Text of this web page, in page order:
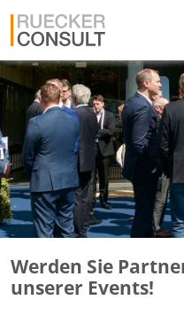
Werden Sie
unserer Events!